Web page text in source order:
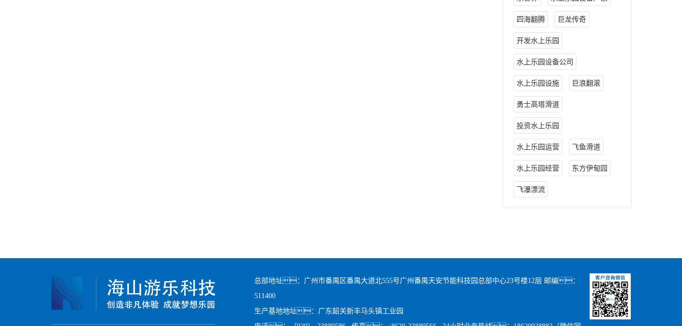
四海翻腾 巨龙传奇
开发水上乐园
水上乐园设备公司
水上乐园设施 巨浪翻滚
勇士高塔滑道
投资水上乐园
水上乐园运营 飞鱼滑道
水上乐园经营 东方伊甸园
飞瀑漂流
总部地址：广州市番禺区番禺大道北555号广州番禺天安节能科技园总部中心23号楼12层 邮编：
511400
生产基地地址：广东韶关新丰马头镇工业园